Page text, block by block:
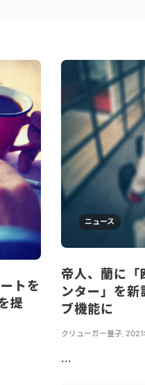
トを
提
ニュース
帝人、蘭に「
ンター」を新
ブ機能に
クリューガー量子 2021
...